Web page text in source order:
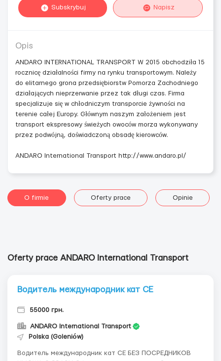
Subskrybuj Napisz
Opis
ANDARO INTERNATIONAL TRANSPORT W 2015 obchodziła 15
rocznicę działalności firmy na rynku transportowym. Należy
do elitarnego grona przedsiębiorstw Pomorza Zachodniego
działających nieprzerwanie przez tak długi czas. Firma
specjalizuje się w chłodniczym transporcie żywności na
terenie całej Europy. Głównym naszym założeniem jest
transport ekspresowy świeżych owoców morza wykonywany
przez podwójną, doświadczoną obsadę kierowców.
ANDARO International Transport http://www.andaro.pl/
O firmie Oferty prace Opinie
Oferty prace ANDARO International Transport
Водитель международник кат СЕ
55000 грн.
ANDARO International Transport
Polska (Goleniów)
Водитель международник кат СЕ БЕЗ ПОСРЕДНИКОВ